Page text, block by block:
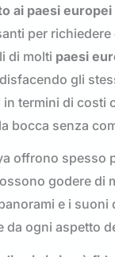
ai paesi europei
per
di molti paesi
gli
termini di
bocca senza
offrono spesso
godere di
e i
da ogni aspetto